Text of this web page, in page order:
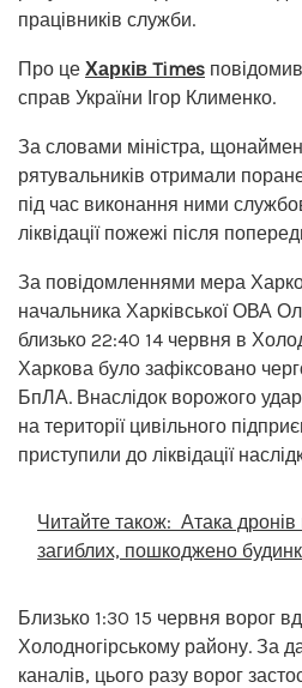
працівників служби.
Про це Харків Times
справ України Ігор Клименко.
За словами міністра,
рятувальників отримали
під час виконання ними
ліквідації пожежі після
За повідомленнями мера
начальника Харківської ОВА
близько 22:40 14 червня в
Харкова було зафіксовано
БпЛА. Внаслідок ворожого
на території цивільного
приступили до ліквідації
Читайте також: Атака
загиблих, пошкоджено
Близько 1:30 15 червня ворог
Холодногірському району. За
каналів, цього разу ворог